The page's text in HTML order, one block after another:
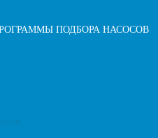
ПОДБОРА НАСОСОВ